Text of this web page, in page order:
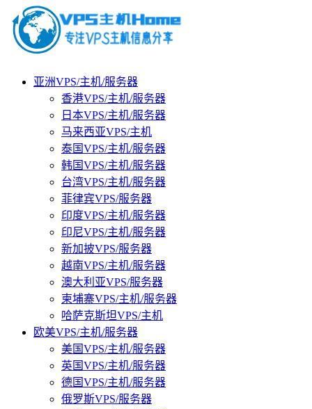
亚洲VPS/主机/服务器
香港VPS/主机/服务器
日本VPS/主机/服务器
马来西亚VPS/主机
泰国VPS/主机/服务器
韩国VPS/主机/服务器
台湾VPS/主机/服务器
菲律宾VPS/服务器
印度VPS/主机/服务器
印尼VPS/主机/服务器
新加披VPS/服务器
越南VPS/主机/服务器
澳大利亚VPS/服务器
柬埔寨VPS/主机/服务器
哈萨克斯坦VPS/主机
欧美VPS/主机/服务器
美国VPS/主机/服务器
英国VPS/主机/服务器
德国VPS/主机/服务器
俄罗斯VPS/服务器